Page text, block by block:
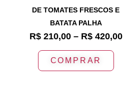
DE TOMATES FRESCOS E
BATATA PALHA
R$210,00 – R$420,00
COMPRAR